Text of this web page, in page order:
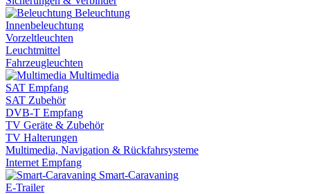
Beleuchtung
Innenbeleuchtung
Vorzeltleuchten
Leuchtmittel
Fahrzeugleuchten
Multimedia
SAT Empfang
SAT Zubehör
DVB-T Empfang
TV Geräte & Zubehör
TV Halterungen
Multimedia, Navigation & Rückfahrsysteme
Internet Empfang
Smart-Caravaning
E-Trailer